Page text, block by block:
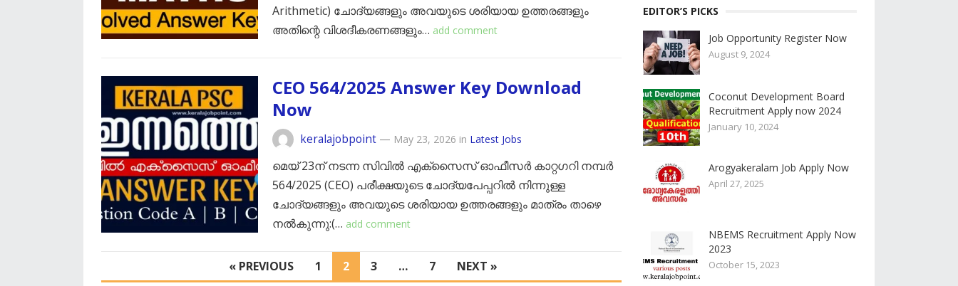
Arithmetic) ചോദ്യങ്ങളും അവയുടെ ശരിയായ ഉത്തരങ്ങളും
അതിന്റെ വിശദീകരണങ്ങളും… add comment
CEO 564/2025 Answer Key Download
Now
keralajobpoint — May 23, 2026 in Latest Jobs
മെയ് 23ന് നടന്ന സിവിൽ എക്സൈസ് ഓഫീസർ കാറ്റഗറി നമ്പർ
564/2025 (CEO) പരീക്ഷയുടെ ചോദ്യപേപ്പറിൽ നിന്നുള്ള
ചോദ്യങ്ങളും അവയുടെ ശരിയായ ഉത്തരങ്ങളും മാത്രം താഴെ
നൽകുന്നു:(… add comment
PAGINATION
« PREVIOUS 1 2 3 … 7 NEXT »
EDITOR’S PICKS
Job Opportunity Register Now
August 9, 2024
Coconut Development Board
Recruitment Apply now 2024
January 10, 2024
Arogyakeralam Job Apply Now
April 27, 2025
NBEMS Recruitment Apply Now
2023
October 15, 2023